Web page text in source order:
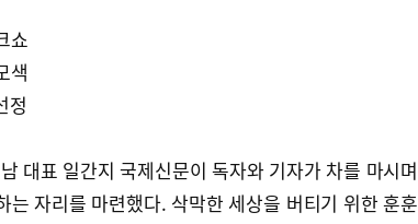
쇼
색
정
대표 일간지 국제신문이 독자와 기자가 차를 마시며
는 자리를 마련했다. 삭막한 세상을 버티기 위한 훈훈